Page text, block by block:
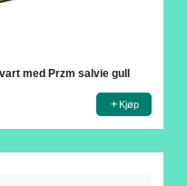
med Przm salvie gull
Kjøp